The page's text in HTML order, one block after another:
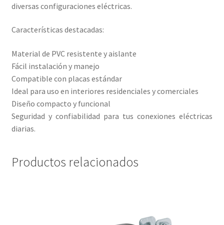
diversas configuraciones eléctricas.
Características destacadas:
Material de PVC resistente y aislante
Fácil instalación y manejo
Compatible con placas estándar
Ideal para uso en interiores residenciales y comerciales
Diseño compacto y funcional
Seguridad y confiabilidad para tus conexiones eléctricas
diarias.
Productos relacionados